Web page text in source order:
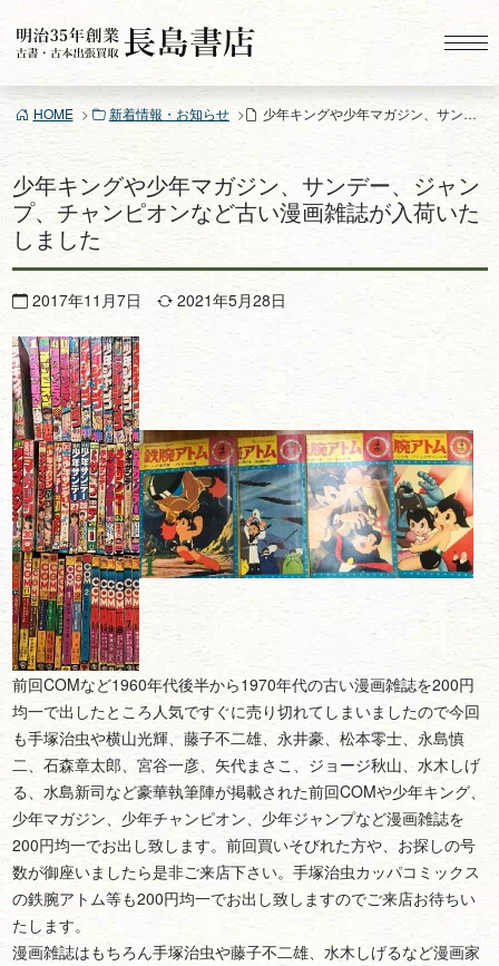
ン
ツ
ス
キ
HOME 新着情報・お知らせ 少年キングや少年マガジン、サンデー、ジャンプ、チャンピオンなど古い漫画雑誌が入荷いたしました
少年キングや少年マガジン、サンデー、ジャン
プ、チャンピオンなど古い漫画雑誌が入荷いた
しました
2017年11月7日 2021年5月28日
前回COMなど1960年代後半から1970年代の古い漫画雑誌を200円
均一で出したところ人気ですぐに売り切れてしまいましたので今回
も手塚治虫や横山光輝、藤子不二雄、永井豪、松本零士、永島慎
二、石森章太郎、宮谷一彦、矢代まさこ、ジョージ秋山、水木しげ
る、水島新司など豪華執筆陣が掲載された前回COMや少年キング、
少年マガジン、少年チャンピオン、少年ジャンプなど漫画雑誌を
200円均一でお出し致します。前回買いそびれた方や、お探しの号
数が御座いましたら是非ご来店下さい。手塚治虫カッパコミックス
の鉄腕アトム等も200円均一でお出し致しますのでご来店お待ちい
たします。
漫画雑誌はもちろん手塚治虫や藤子不二雄、水木しげるなど漫画家